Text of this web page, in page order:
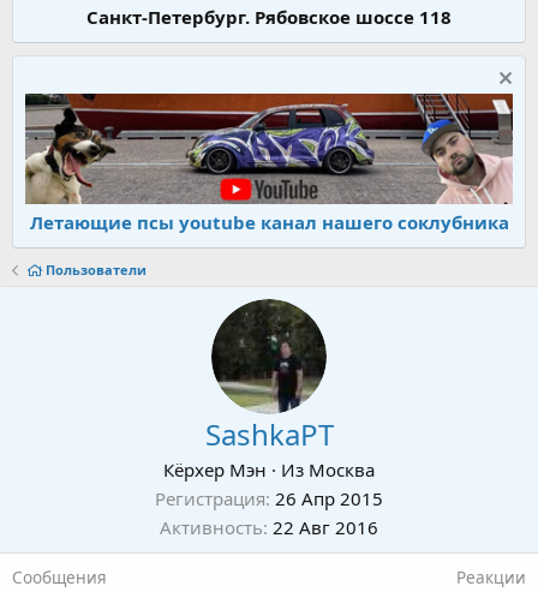
Санкт-Петербург. Рябовское шоссе 118
Летающие псы youtube канал нашего соклубника
Пользователи
SashkaPT
Кёрхер Мэн · Из Москва
Регистрация 26 Апр 2015
Активность 22 Авг 2016
Сообщения Реакции